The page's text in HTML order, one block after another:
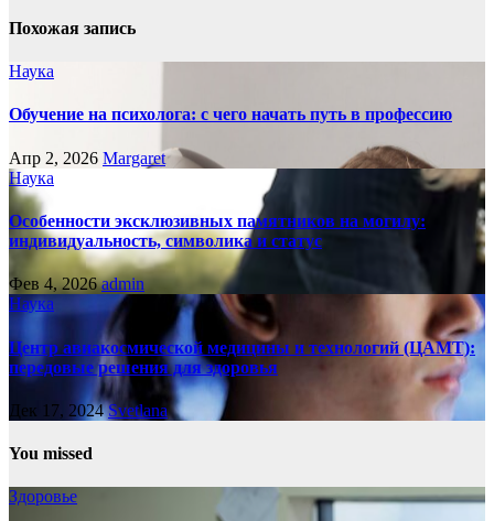
Похожая запись
Наука
Обучение на психолога: с чего начать путь в профессию
Апр 2, 2026 Margaret
Наука
Особенности эксклюзивных памятников на могилу:
индивидуальность, символика и статус
Фев 4, 2026admin
Наука
Центр авиакосмической медицины и технологий (ЦАМТ):
передовые решения для здоровья
Дек 17, 2024Svetlana
You missed
Здоровье